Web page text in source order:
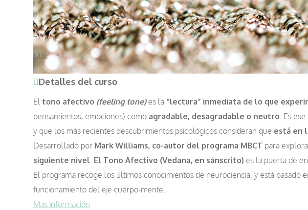
Más
Detalles del curso
El tono afectivo (feeling tone)es la “lectura” inmediata de lo que
pensamientos, emociones) como agradable, desagradable o neutro. Es
y que los más recientes descubrimientos psicológicos consideran que está en
Desarrollado por Mark Williams, co-autor del programa MBCT para
siguiente nivel. El Tono Afectivo (Vedana, en sánscrito) es la puerta de
El programa recoge los últimos conocimientos de neurociencia, y está
funcionamiento del eje cuerpo-mente.
Mas información